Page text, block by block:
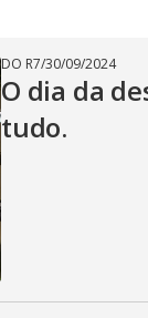
DO R7/30/09/2024
O dia da
tudo.